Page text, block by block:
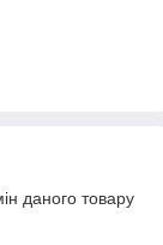
даного товару